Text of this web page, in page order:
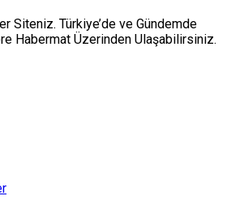
Siteniz. Türkiye’de ve Gündemde
Habermat Üzerinden Ulaşabilirsiniz.